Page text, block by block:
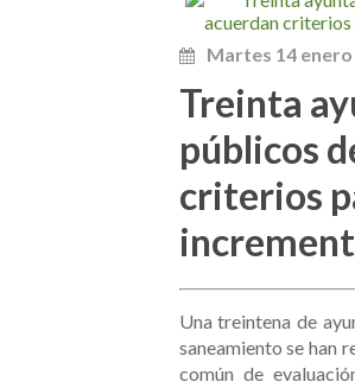
Martes 14 enero
Treinta
públicos
criterios
Una treintena de
saneamiento se han
común de